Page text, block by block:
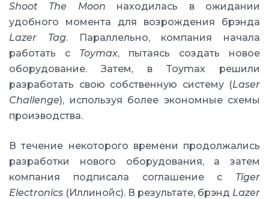
Shoot The Moon находилась в ожидании
удобного момента для возрождения брэнда
Lazer Tag. Параллельно, компания начала
работать с Toymax, пытаясь создать новое
оборудование. Затем, в Toymax решили
разработать свою собственную систему (Laser
Challenge), используя более экономные схемы
производства.
В течение некоторого времени продолжались
разработки нового оборудования, а затем
компания подписала соглашение с Tiger
Electronics (Иллинойс). В результате, брэнд Lazer